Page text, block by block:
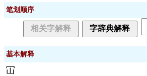
笔划顺序
相关字解释 字辞典解释
基本解释
冚